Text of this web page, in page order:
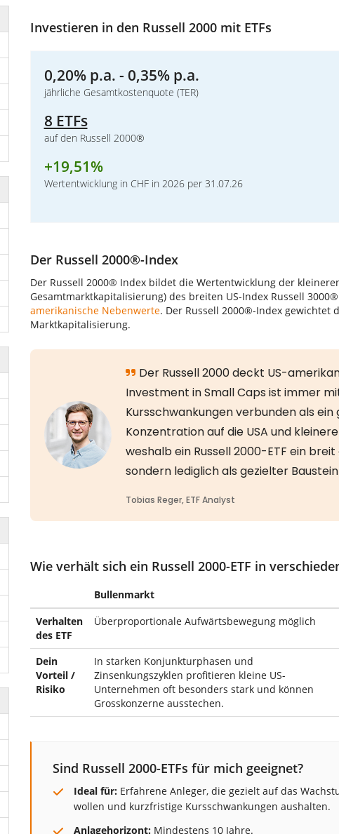
Investieren in den Russell 2000 mit ETFs
0,20% p.a. - 0,35% p.a.
jährliche Gesamtkostenquote (TER)
8 ETFs
auf den Russell 2000®
+19,51%
Wertentwicklung in CHF in 2026 per 31.07.26
Der Russell 2000®-Index
Der Russell 2000® Index bildet die Wertentwicklung der
Gesamtmarktkapitalisierung) des breiten US-Index Russell
amerikanische Nebenwerte. Der Russell 2000®-Index gewichtet
Marktkapitalisierung.
Wie verhält sich ein Russell 2000-ETF in
Bullenmarkt
Verhalten
des ETF
Überproportionale Aufwärtsbewegung möglich
Dein
Vorteil /
Risiko
In starken Konjunkturphasen und
Zinsenkungszyklen profitieren kleine US-
Unternehmen oft besonders stark und können
Grosskonzerne ausstechen.
Sind Russell 2000-ETFs für mich geeignet?
Ideal für:Erfahrene Anleger, die gezielt auf das
wollen und kurzfristige Kursschwankungen aushalten.
Anlagehorizont:Mindestens 10 Jahre.